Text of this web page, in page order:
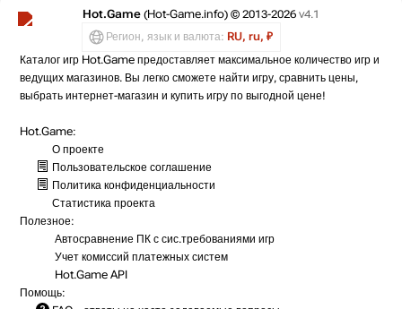
Hot.Game (Hot-Game.info) © 2013-2026 v4.1
Регион, язык и валюта: RU, ru, ₽
Каталог игр Hot.Game предоставляет максимальное количество игр и
ведущих магазинов. Вы легко сможете найти игру, сравнить цены,
выбрать интернет-магазин и купить игру по выгодной цене!
Hot.Game:
О проекте
Пользовательское соглашение
Политика конфиденциальности
Статистика проекта
Полезное:
Автосравнение ПК с сис.требованиями игр
Учет комиссий платежных систем
Hot.Game API
Помощь: